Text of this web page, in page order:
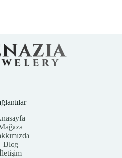
Blog
İletişim